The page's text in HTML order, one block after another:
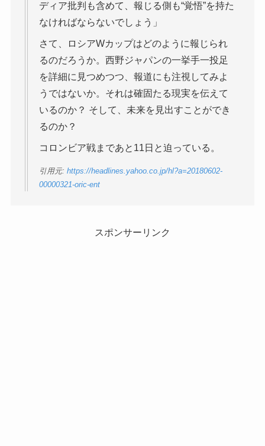
ディア批判も含めて、報じる側も“覚悟”を持た
なければならないでしょう」
さて、ロシアWカップはどのように報じられ
るのだろうか。西野ジャパンの一挙手一投足
を詳細に見つめつつ、報道にも注視してみよ
うではないか。それは確固たる現実を伝えて
いるのか？ そして、未来を見出すことができ
るのか？
コロンビア戦まであと11日と迫っている。
引用元: https://headlines.yahoo.co.jp/hl?a=20180602-
00000321-oric-ent
スポンサーリンク